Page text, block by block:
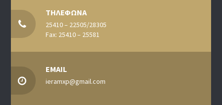
ΤΗΛΕΦΩΝΑ
25410 – 22505/28305
Fax: 25410 – 25581
EMAIL
ieramxp@gmail.com